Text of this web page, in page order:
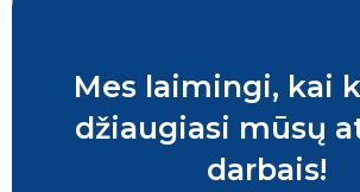
Mes laimingi, kai
džiaugiasi mūsų
darbais!